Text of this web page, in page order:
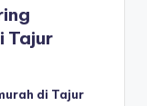
Tajur
di Tajur